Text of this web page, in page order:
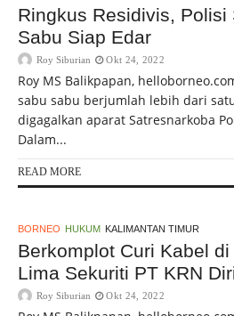
Ringkus Residivis, Polisi
Sabu Siap Edar
Roy Siburian Okt 24, 2022
Roy MS Balikpapan,
sabu sabu berjumlah lebih dari
digagalkan aparat Satresnarkoba
Dalam...
READ MORE
BORNEO HUKUM KALIMANTAN TIMUR
Berkomplot Curi Kabel di
Lima Sekuriti PT KRN
Roy Siburian Okt 24, 2022